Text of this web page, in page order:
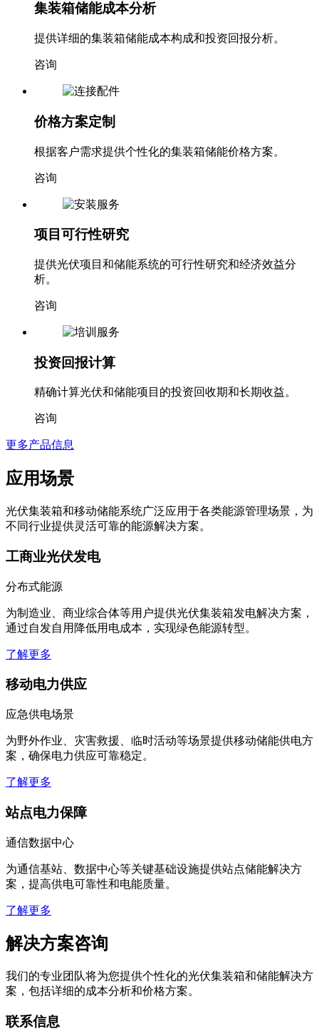
集装箱储能成本分析
提供详细的集装箱储能成本构成和投资回报分析。
咨询
价格方案定制
根据客户需求提供个性化的集装箱储能价格方案。
咨询
项目可行性研究
提供光伏项目和储能系统的可行性研究和经济效益分
析。
咨询
投资回报计算
精确计算光伏和储能项目的投资回收期和长期收益。
咨询
更多产品信息
应用场景
光伏集装箱和移动储能系统广泛应用于各类能源管理场景，为
不同行业提供灵活可靠的能源解决方案。
工商业光伏发电
分布式能源
为制造业、商业综合体等用户提供光伏集装箱发电解决方案，
通过自发自用降低用电成本，实现绿色能源转型。
了解更多
移动电力供应
应急供电场景
为野外作业、灾害救援、临时活动等场景提供移动储能供电方
案，确保电力供应可靠稳定。
了解更多
站点电力保障
通信数据中心
为通信基站、数据中心等关键基础设施提供站点储能解决方
案，提高供电可靠性和电能质量。
了解更多
解决方案咨询
我们的专业团队将为您提供个性化的光伏集装箱和储能解决方
案，包括详细的成本分析和价格方案。
联系信息